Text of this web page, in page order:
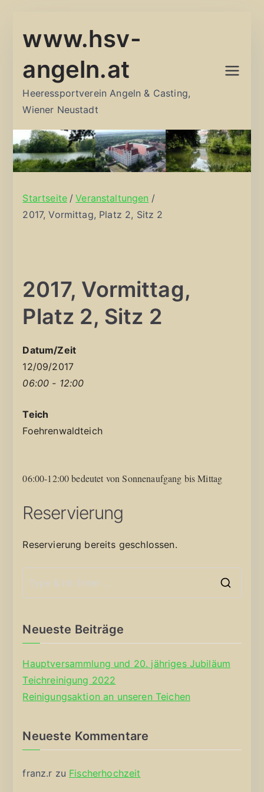
Inhalt
www.hsv-
angeln.at
Heeressportverein Angeln & Casting,
Wiener Neustadt
Startseite
Veranstaltungen
2017, Vormittag, Platz 2, Sitz 2
2017, Vormittag,
Platz 2, Sitz 2
Datum/Zeit
12/09/2017
06:00 - 12:00
Teich
Foehrenwaldteich
06:00-12:00 bedeutet von Sonnenaufgang bis Mittag
Reservierung
Reservierung bereits geschlossen.
Neueste Beiträge
Hauptversammlung und 20. jähriges Jubiläum
Teichreinigung 2022
Reinigungsaktion an unseren Teichen
Neueste Kommentare
franz.r zu Fischerhochzeit